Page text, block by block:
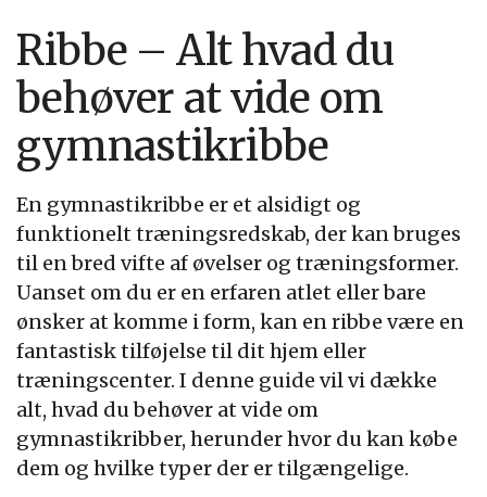
Ribbe – Alt hvad du
behøver at vide om
gymnastikribbe
En gymnastikribbe er et alsidigt og
funktionelt træningsredskab, der kan bruges
til en bred vifte af øvelser og træningsformer.
Uanset om du er en erfaren atlet eller bare
ønsker at komme i form, kan en ribbe være en
fantastisk tilføjelse til dit hjem eller
træningscenter. I denne guide vil vi dække
alt, hvad du behøver at vide om
gymnastikribber, herunder hvor du kan købe
dem og hvilke typer der er tilgængelige.